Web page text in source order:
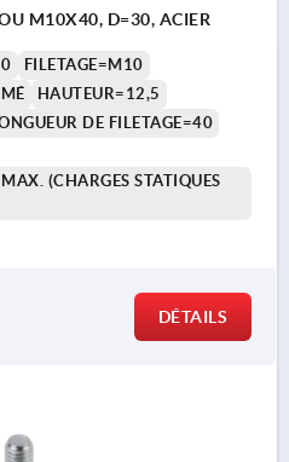
M10X40, D=30, ACIER
FILETAGE=M10
HAUTEUR=12,5
DE FILETAGE=40
(CHARGES STATIQUES
DÉTAILS